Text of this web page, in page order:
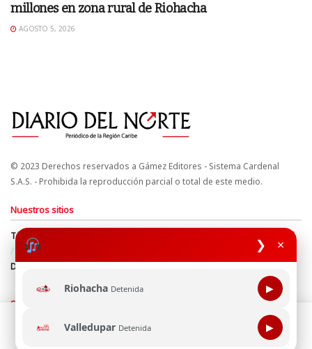
❯ ×
Riohacha Detenida ▶
Valledupar Detenida ▶
millones en zona rural de Riohacha
AGOSTO 5, 2026
© 2023 Derechos reservados a Gámez Editores - Sistema Cardenal
S.A.S. - Prohibida la reproducción parcial o total de este medio.
Nuestros sitios
Términos y Condiciones
Derechos de Autor y Propiedad Intelectual
Política de uso de cookies
Política de Tratamiento de Datos
Directrices Editoriales
Síguenos
Esta página web usa cookie para mejorar tu experiencia de
navegación, al continuar aceptas nuestra política de uso de